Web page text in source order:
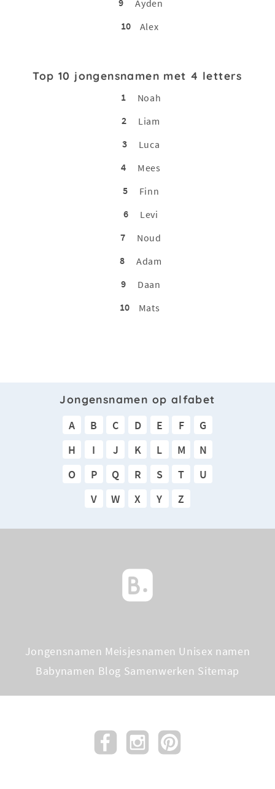
Ayden
10
Alex
Top 10 jongensnamen met 4 letters
1
Noah
2
Liam
3
Luca
4
Mees
5
Finn
6
Levi
7
Noud
8
Adam
9
Daan
10
Mats
Jongensnamen op alfabet
A B C D E F
G
H
I J K L M
N
O
P Q R S T
U
V
W X Y Z
Jongensnamen Meisjesnamen Unisex namen
Babynamen Blog Samenwerken Sitemap